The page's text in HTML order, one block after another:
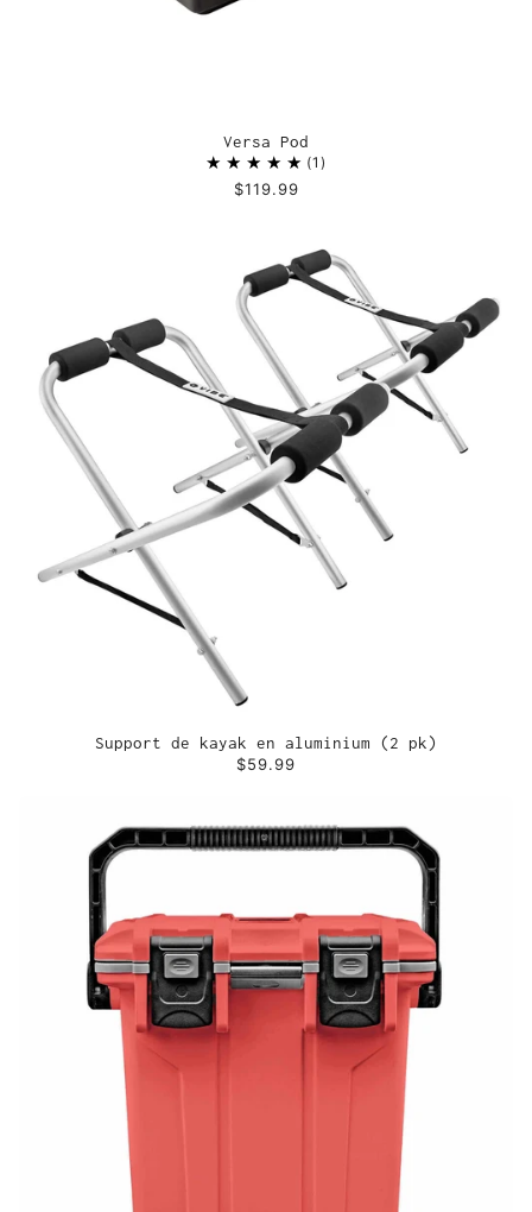
Versa Pod
1
$119.99
Support de kayak en aluminium (2 pk)
$59.99